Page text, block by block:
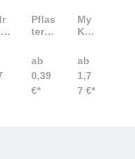
Pflas
terbo
Ihre
m
Firm
enlo
ucke
ab
0,39
€*
My
Kit
ster
-Set
mit
Wer
ruc
ab
1,7
7 €*